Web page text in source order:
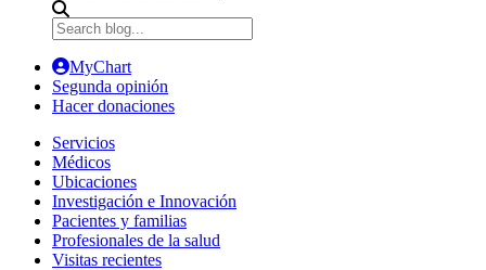
MyChart
Segunda opinión
Hacer donaciones
Servicios
Médicos
Ubicaciones
Investigación e Innovación
Pacientes y familias
Profesionales de la salud
Visitas recientes